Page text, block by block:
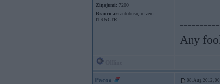
Ziņojumi: 7200
Braucu ar: autobusu, reizēm
ITR&CTR
Any
Pacoo 08. Aug 2012,